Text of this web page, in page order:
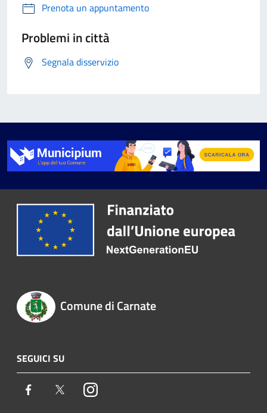
Prenota un appuntamento
Problemi in città
Segnala disservizio
Comune di Carnate
SEGUICI SU
Facebook TwitterInstagram